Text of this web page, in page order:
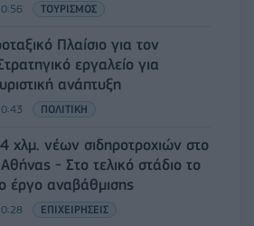
ΤΟΥΡΙΣΜΟΣ
Πλαίσιο για τον
εργαλείο για
ανάπτυξη
ΠΟΛΙΤΙΚΗ
χλμ. νέων σιδηροτροχιών στο
Αθήνας - Στο τελικό στάδιο το
έργο αναβάθμισης
ΕΠΙΧΕΙΡΗΣΕΙΣ